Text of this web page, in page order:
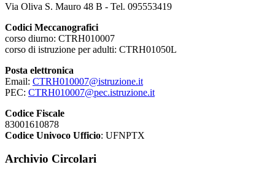
Via Oliva S. Mauro 48 B - Tel. 095553419
Codici Meccanografici
corso diurno: CTRH010007
corso di istruzione per adulti: CTRH01050L
Posta elettronica
Email: CTRH010007@istruzione.it
PEC: CTRH010007@pec.istruzione.it
Codice Fiscale
83001610878
Codice Univoco Ufficio: UFNPTX
Archivio Circolari